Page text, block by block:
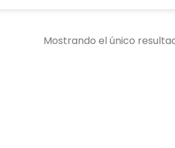
Mostrando el único